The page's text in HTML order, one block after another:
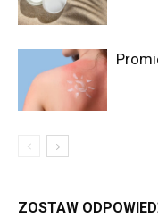
ZOSTAW